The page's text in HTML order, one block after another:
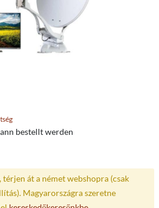
bestellt werden
át a német webshopra (csak
Magyarországra szeretne